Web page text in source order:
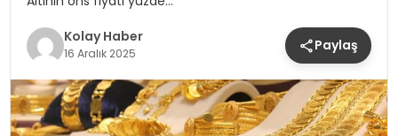
Kolay Haber
16 Aralık 2025 Paylaş